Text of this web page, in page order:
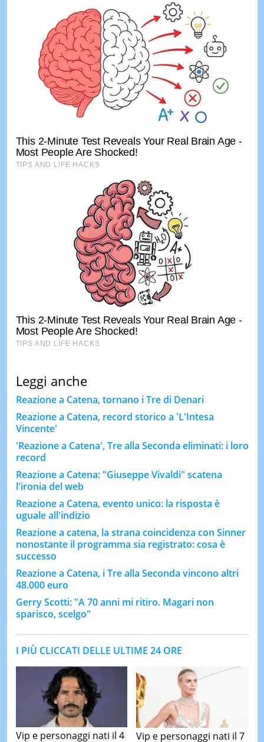
Leggi anche
Reazione a Catena, tornano i Tre di Denari
Reazione a Catena, record storico a 'L'Intesa
Vincente'
'Reazione a Catena', Tre alla Seconda eliminati: i loro
record
Reazione a Catena: "Giuseppe Vivaldi" scatena
l'ironia del web
Reazione a Catena, evento unico: la risposta è
uguale all'indizio
Reazione a catena, la strana coincidenza con Sinner
nonostante il programma sia registrato: cosa è
successo
Reazione a Catena, i Tre alla Seconda vincono altri
48.000 euro
Gerry Scotti: "A 70 anni mi ritiro. Magari non
sparisco, scelgo"
I PIÙ CLICCATI DELLE ULTIME 24 ORE
Vip e personaggi nati il 4
Vip e personaggi nati il 7